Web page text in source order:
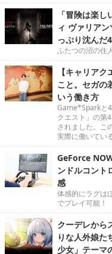
「冒険は楽
ィ ヴァリア
っぷり沈んだ
ふたつの沼の住
【キャリア
こと。セガの
いう働き方
Game*Sparkと
クエスト」の第
されました。こ
実際に働いてい
GeForce
ンドルコント
感
体感的にラグは
でプレイ可能！
クーデレから
りな人外娘た
少女」テーマ